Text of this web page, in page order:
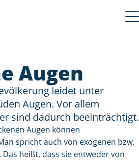
Augen
leidet unter
Augen. Vor allem
sind dadurch beeinträchtigt.
Augen können
spricht auch von exogenen bzw.
heißt, dass sie entweder von